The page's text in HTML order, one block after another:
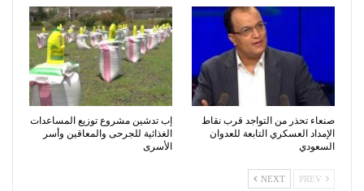
صنعاء تحذر من التواجد قرب نقاط
الإمداد العسكري التابعة للعدوان
السعودي
إب تدشين مشروع توزيع المساعدات
الغذائية للجرحى والمعاقين وأسر
الأسرى
NEXT